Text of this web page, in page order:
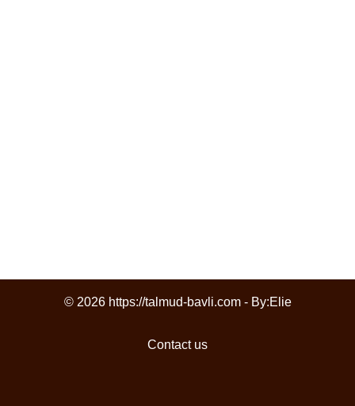
© 2026 https://talmud-bavli.com - By:Elie
Contact us